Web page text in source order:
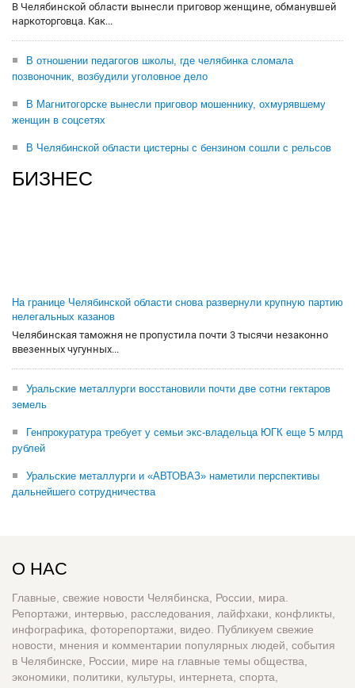
В Челябинской области вынесли приговор женщине, обманувшей
наркоторговца. Как...
В отношении педагогов школы, где челябинка сломала
позвоночник, возбудили уголовное дело
В Магнитогорске вынесли приговор мошеннику, охмурявшему
женщин в соцсетях
В Челябинской области цистерны с бензином сошли с рельсов
БИЗНЕС
На границе Челябинской области снова развернули крупную партию
нелегальных казанов
Челябинская таможня не пропустила почти 3 тысячи незаконно
ввезенных чугунных...
Уральские металлурги восстановили почти две сотни гектаров
земель
Генпрокуратура требует у семьи экс-владельца ЮГК еще 5 млрд
рублей
Уральские металлурги и «АВТОВАЗ» наметили перспективы
дальнейшего сотрудничества
О НАС
Главные, свежие новости Челябинска, России, мира.
Репортажи, интервью, расследования, лайфхаки, конфликты,
инфографика, фоторепортажи, видео. Публикуем свежие
новости, мнения и комментарии популярных людей, события
в Челябинске, России, мире на главные темы общества,
экономики, политики, культуры, интернета, спорта,